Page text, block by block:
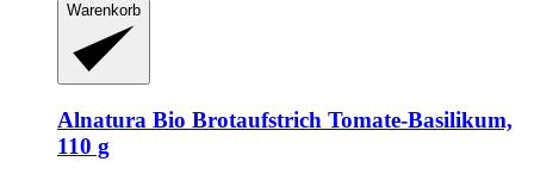
Warenkorb
Alnatura Bio Brotaufstrich Tomate-​Basilikum,
110 g